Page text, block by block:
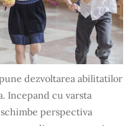
dezvoltarea abilitatilor
Incepand cu varsta
perspectiva